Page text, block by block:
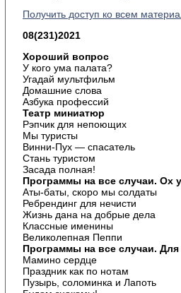
Получить доступ ко всем
08(231)2021
Хороший вопрос
У кого ума палата?
Угадай мультфильм
Домашние слова
Азбука профессий
Театр миниатюр
Рэпчик для непоющих
Мы туристы
Винни-Пух — спасатель
Стань туристом
Засада полная!
Программы на все случаи. Ох
Аты-баты, скоро мы солдаты
Ребрендинг для нечисти
Жизнь дана на добрые дела
Классные именины
Великолепная Пеппи
Программы на все случаи.
Мамино сердце
Праздник как по нотам
Пузырь, соломинка и Лапоть